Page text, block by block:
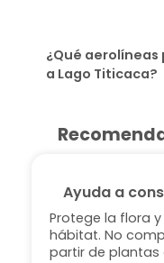
¿Qué
a Lago Titicaca?
Ayuda a
Protege la flora
hábitat. No
partir de plantas